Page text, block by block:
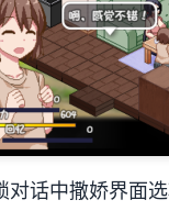
话中撒娇界面选